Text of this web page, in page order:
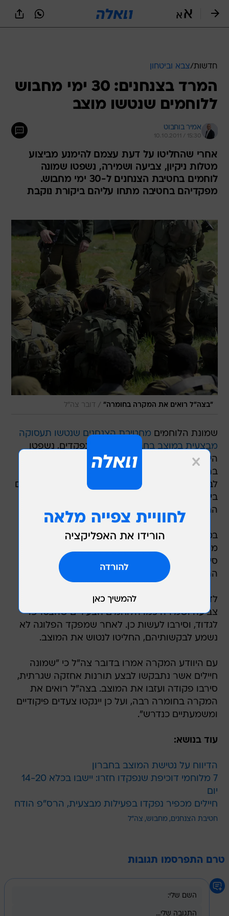
חדשות/צבא וביטחון
המרד בצנחנים: 30 ימי מחבוש
ללוחמים שנטשו מוצב
אמיר בוחבוט
10.10.2011 / 15:30
אחרי שהחליטו על דעת עצמם להימנע מביצוע
מטלות ניקיון, צביעה ושמירה, נשפטו שמונה
לוחמים בחטיבת הצנחנים ל-30 ימי מחבוש.
מפקדיהם בחטיבה מתחו עליהם ביקורת נוקבת
"בצה"ל רואים את המקרה בחומרה" / דובר צה"ל
שמונת הלוחמים מחטיבת הצנחנים שנטשו תעסוקה
מבצעית במוצב בחברון
והוגדרו כנפקדים, נשפטו
היום (שני) על ידי מפקד החטיבה אלוף-משנה אמיר
לבסיסיהם ביממה האחרונה ומפקדיהם מתחו עליהם
ביקורת נוקבת בעקבות הצעד בו נקטו. מפקד
החטיבה החליט להחמיר בעונשם.
במהלך השבוע שעבר החליטו שמונת הלוחמים
סירבו למלא את המטלות שהוטלו עליהם במסגרת
התעסוקה המבצעית.
לדברי הלוחמים, הם התבקשו לבצע מטלות ניקיון,
צביעה ושמירה כמו הלוחמים הצעירים שהצטרפו
לגדוד, וסירבו לעשות כן. לאחר שמפקד הפלוגה לא
נשמע לבקשותיהם, החליטו לנטוש את המוצב.
עם היוודע המקרה אמרו בדובר צה"ל כי "שמונה
חיילים אשר נתבקשו לבצע תורנות אחזקה שגרתית,
סירבו פקודה ועזבו את המוצב. בצה"ל רואים את
המקרה בחומרה רבה, ועל כן יינקטו צעדים פיקודיים
ומשמעתיים כנדרש".
עוד בנושא:
הדיווח על נטישת המוצב בחברון
7 מלוחמי דוכיפת שנפקדו חזרו: יישבו בכלא 14-20
יום
חיילים מכפיר נפקדו בפעילות מבצעית, הרס"פ הודח
חטיבת הצנחנים מחבוש צה"ל
טרם התפרסמו תגובות